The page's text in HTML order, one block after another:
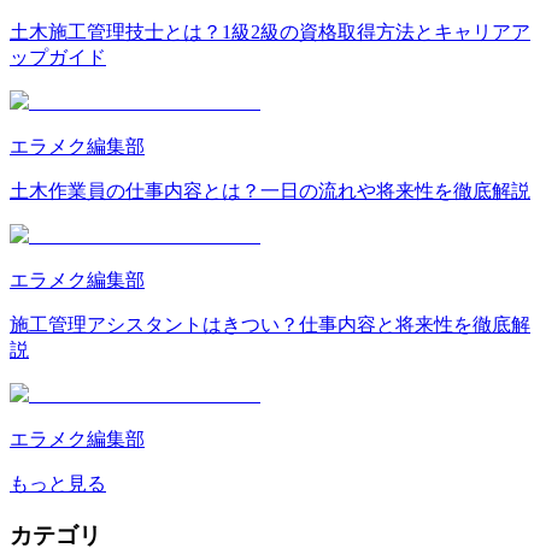
土木施工管理技士とは？1級2級の資格取得方法とキャリアア
ップガイド
エラメク編集部
土木作業員の仕事内容とは？一日の流れや将来性を徹底解説
エラメク編集部
施工管理アシスタントはきつい？仕事内容と将来性を徹底解
説
エラメク編集部
もっと見る
カテゴリ